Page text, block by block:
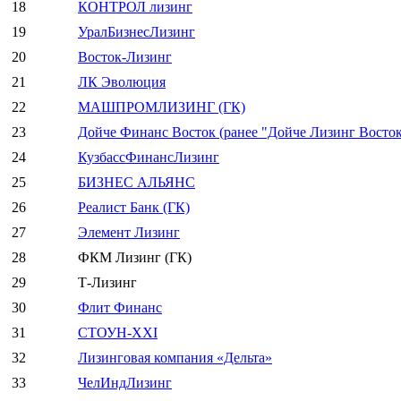
18
КОНТРОЛ лизинг
19
УралБизнесЛизинг
20
Восток-Лизинг
21
ЛК Эволюция
22
МАШПРОМЛИЗИНГ (ГК)
23
Дойче Финанс Восток (ранее "Дойче Лизинг
24
КузбассФинансЛизинг
25
БИЗНЕС АЛЬЯНС
26
Реалист Банк (ГК)
27
Элемент Лизинг
28
ФКМ Лизинг (ГК)
29
Т-Лизинг
30
Флит Финанс
31
СТОУН-XXI
32
Лизинговая компания «Дельта»
33
ЧелИндЛизинг